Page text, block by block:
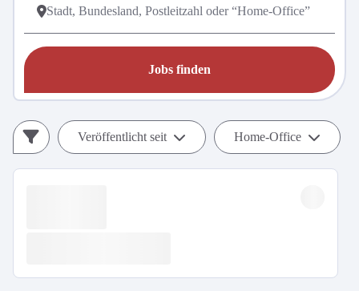
Jobs finden
Veröffentlicht seit Home-Office